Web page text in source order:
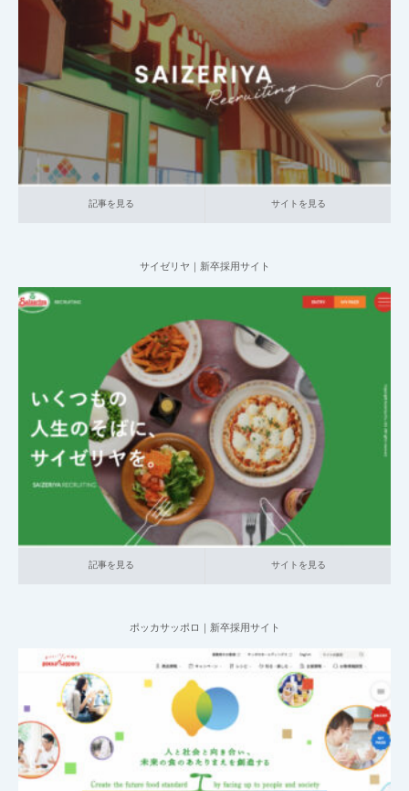
2025.05.16
002_キャリア採用サイト 014_食品
記事を見る サイトを見る
記事を見る サイトを見る
サイゼリヤ｜新卒採用サイト
2025.05.16
001_新卒採用サイト 014_食品 大企業の採用サイト
記事を見る サイトを見る
記事を見る サイトを見る
ポッカサッポロ｜新卒採用サイト
2025.05.15
001_新卒採用サイト 014_食品 中小企業の採用サイト
本社が地方の
企業